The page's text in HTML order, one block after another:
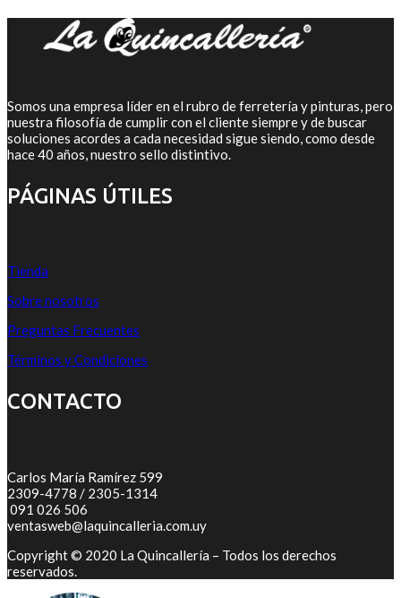
Somos una empresa líder en el rubro de ferretería y pinturas, pero
nuestra filosofía de cumplir con el cliente siempre y de buscar
soluciones acordes a cada necesidad sigue siendo, como desde
hace 40 años, nuestro sello distintivo.
PÁGINAS ÚTILES
Tienda
Sobre nosotros
Preguntas Frecuentes
Términos y Condiciones
CONTACTO
Carlos María Ramírez 599
2309-4778 / 2305-1314
091 026 506
ventasweb@laquincalleria.com.uy
Copyright © 2020 La Quincallería – Todos los derechos
reservados.